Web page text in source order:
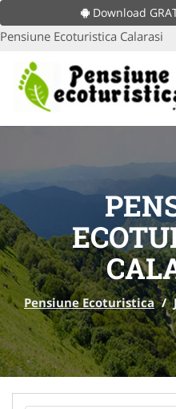
Download
Pensiune Ecoturistica Calarasi
Pensiune Ecoturistica /